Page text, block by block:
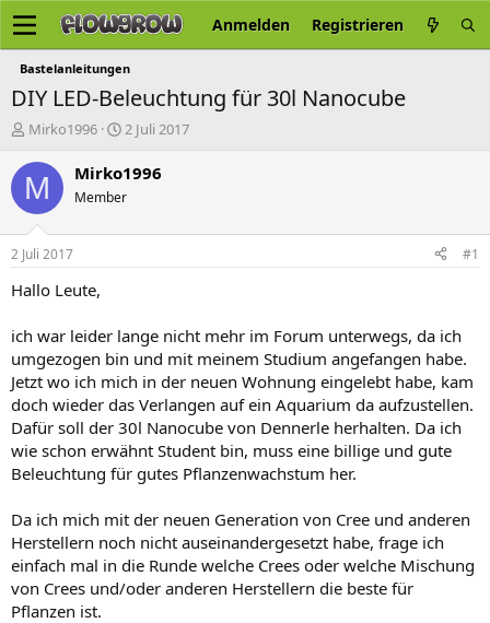
Anmelden Registrieren
Bastelanleitungen
DIY LED-Beleuchtung für 30l Nanocube
E
s
t
e
r
Mirko1996
E
s
t
2 Juli 2017
M Mirko1996
Member
2 Juli 2017 #1
Hallo Leute,
ich war leider lange nicht mehr im Forum unterwegs, da ich
umgezogen bin und mit meinem Studium angefangen habe.
Jetzt wo ich mich in der neuen Wohnung eingelebt habe, kam
doch wieder das Verlangen auf ein Aquarium da aufzustellen.
Dafür soll der 30l Nanocube von Dennerle herhalten. Da ich
wie schon erwähnt Student bin, muss eine billige und gute
Beleuchtung für gutes Pflanzenwachstum her.
Da ich mich mit der neuen Generation von Cree und anderen
Herstellern noch nicht auseinandergesetzt habe, frage ich
einfach mal in die Runde welche Crees oder welche Mischung
von Crees und/oder anderen Herstellern die beste für
Pflanzen ist.